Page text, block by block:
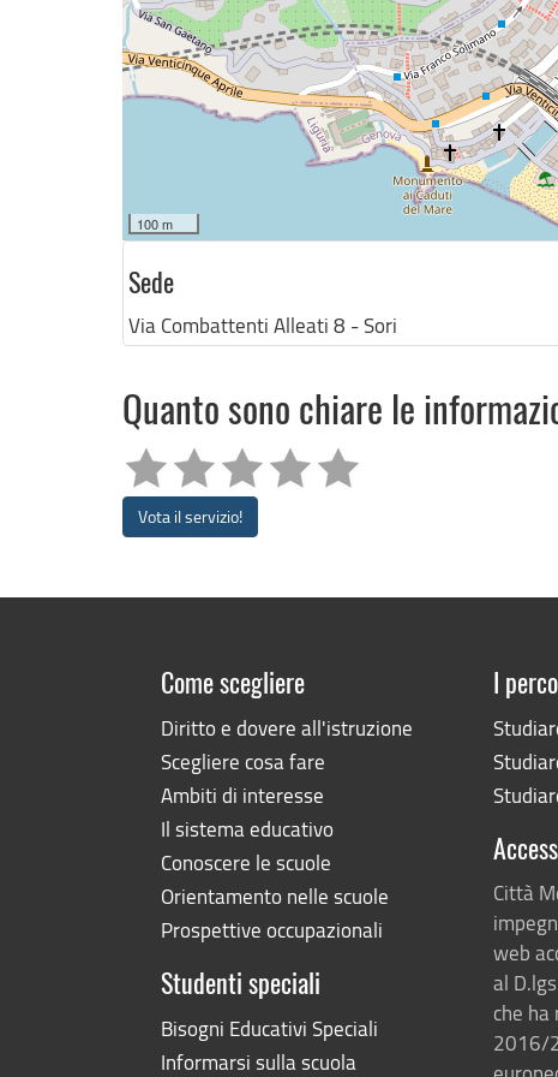
100 m
Sede
Via Combattenti Alleati 8 - Sori
Quanto sono chiare le
Vota il servizio!
Come scegliere
Diritto e dovere all'istruzione
Scegliere cosa fare
Ambiti di interesse
Il sistema educativo
Conoscere le scuole
Orientamento nelle scuole
Prospettive occupazionali
Studenti speciali
Bisogni Educativi Speciali
Informarsi sulla scuola
I
Città
web
al
che
2016/